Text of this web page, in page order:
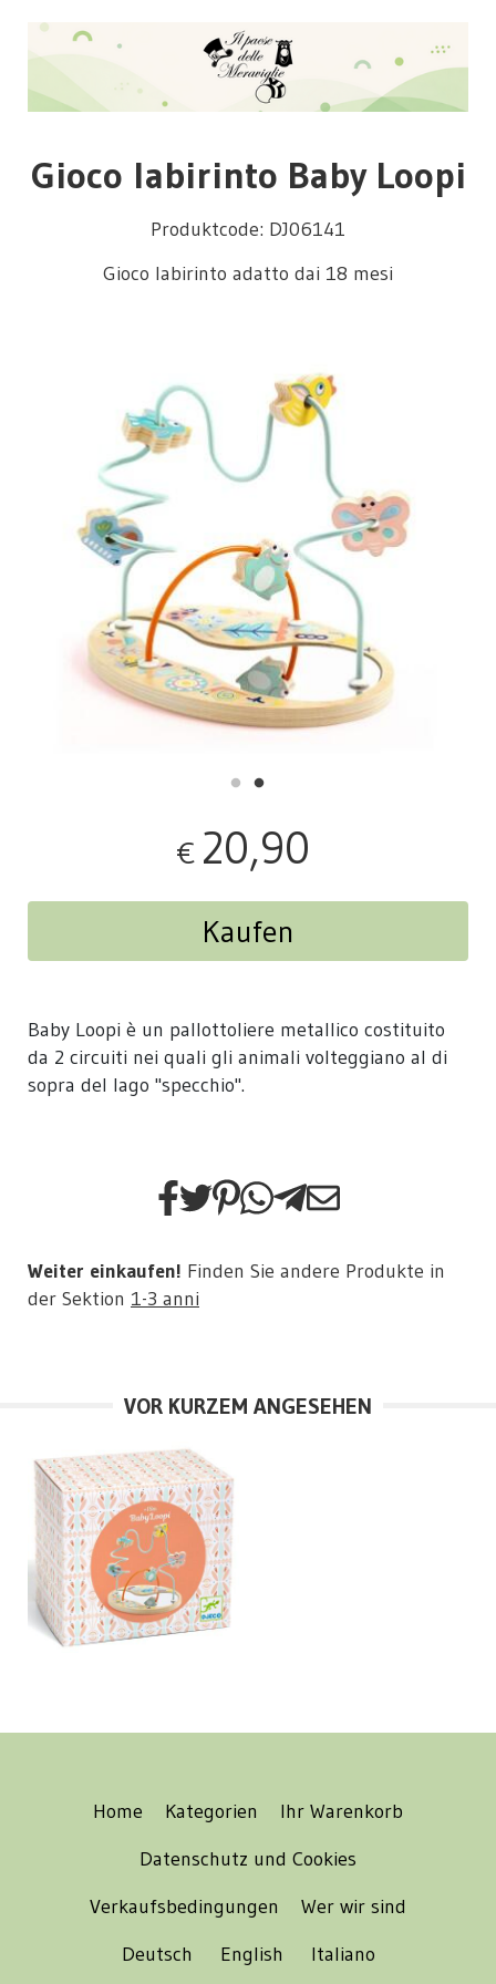
Gioco labirinto Baby Loopi
Produktcode: DJ06141
Gioco labirinto adatto dai 18 mesi
€ 20,90
Kaufen
Baby Loopi è un pallottoliere metallico costituito
da 2 circuiti nei quali gli animali volteggiano al di
sopra del lago "specchio".
Weiter einkaufen! Finden Sie andere Produkte in
der Sektion 1-3 anni
VOR KURZEM ANGESEHEN
Home Kategorien
Ihr Warenkorb
Datenschutz und Cookies
Verkaufsbedingungen
Wer wir sind
Deutsch
English Italiano